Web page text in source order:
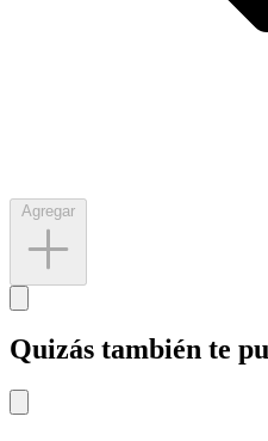
Quizás también te